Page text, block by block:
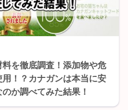
を徹底調査！添加物や危
！？カナガンは本当に安
か調べてみた結果！